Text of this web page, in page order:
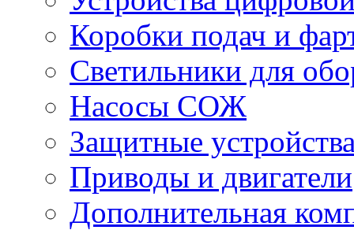
Коробки подач и
Светильники для
Насосы СОЖ
Защитные
Приводы и двигатели
Дополнительная